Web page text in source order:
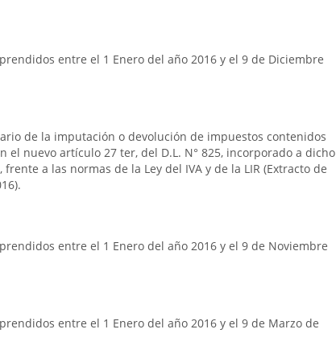
entre el 1 Enero del año 2016 y el 9 de Diciembre
de la imputación o devolución de impuestos contenidos
el nuevo artículo 27 ter, del D.L. N° 825, incorporado a dicho
a las normas de la Ley del IVA y de la LIR (Extracto de
entre el 1 Enero del año 2016 y el 9 de Noviembre
entre el 1 Enero del año 2016 y el 9 de Marzo de